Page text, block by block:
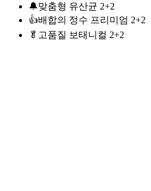
🔔맞춤형 유산균 2+2
👍배합의 정수 프리미엄 2+2
🥬고품질 보태니컬 2+2